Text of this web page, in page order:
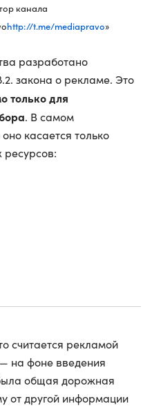
канала
http://t.me/mediapravo»
разработано
закона о рекламе. Это
только для
. В самом
касается только
считается рекламой
на фоне введения
общая дорожная
от другой информации